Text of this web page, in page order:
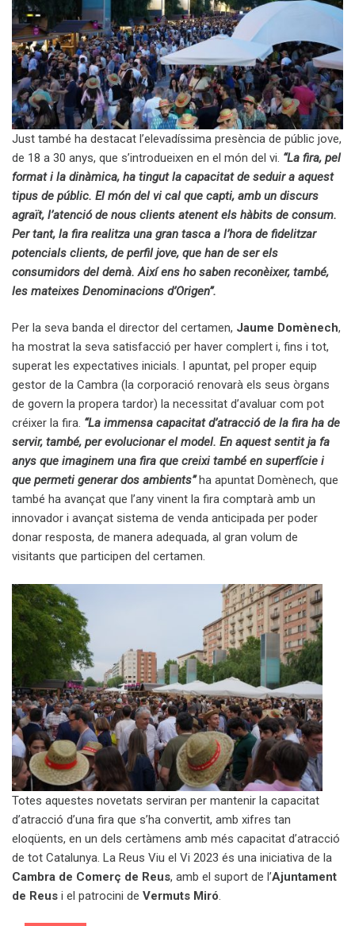
Just també ha destacat l’elevadíssima presència de públic jove,
de 18 a 30 anys, que s’introdueixen en el món del vi. “La fira, pel
format i la dinàmica, ha tingut la capacitat de seduir a aquest
tipus de públic. El món del vi cal que capti, amb un discurs
agraït, l’atenció de nous clients atenent els hàbits de consum.
Per tant, la fira realitza una gran tasca a l’hora de fidelitzar
potencials clients, de perfil jove, que han de ser els
consumidors del demà. Així ens ho saben reconèixer, també,
les mateixes Denominacions d’Origen”.
Per la seva banda el director del certamen, Jaume Domènech,
ha mostrat la seva satisfacció per haver complert i, fins i tot,
superat les expectatives inicials. I apuntat, pel proper equip
gestor de la Cambra (la corporació renovarà els seus òrgans
de govern la propera tardor) la necessitat d’avaluar com pot
créixer la fira. “La immensa capacitat d’atracció de la fira ha de
servir, també, per evolucionar el model. En aquest sentit ja fa
anys que imaginem una fira que creixi també en superfície i
que permeti generar dos ambients”ha apuntat Domènech, que
també ha avançat que l’any vinent la fira comptarà amb un
innovador i avançat sistema de venda anticipada per poder
donar resposta, de manera adequada, al gran volum de
visitants que participen del certamen.
Totes aquestes novetats serviran per mantenir la capacitat
d’atracció d’una fira que s’ha convertit, amb xifres tan
eloqüents, en un dels certàmens amb més capacitat d’atracció
de tot Catalunya. La Reus Viu el Vi 2023 és una iniciativa de la
Cambra de Comerç de Reus, amb el suport de l’Ajuntament
de Reus i el patrocini de Vermuts Miró.